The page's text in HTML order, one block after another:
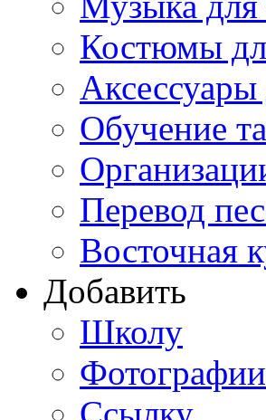
Костюмы
Аксессуары
Обучение
Перевод
Восточная
Добавить
Школу
Фотографии